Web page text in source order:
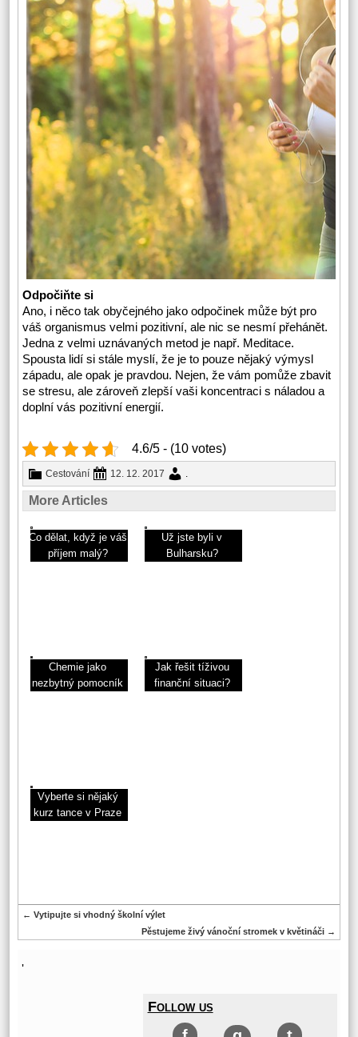
Odpočiňte si
Ano, i něco tak obyčejného jako odpočinek může být pro
váš organismus velmi pozitivní, ale nic se nesmí přehánět.
Jedna z velmi uznávaných metod je např. Meditace.
Spousta lidí si stále myslí, že je to pouze nějaký výmysl
západu, ale opak je pravdou. Nejen, že vám pomůže zbavit
se stresu, ale zároveň zlepší vaši koncentraci s náladou a
doplní vás pozitivní energií.
4.6/5 - (10 votes)
Cestování 12. 12. 2017 .
More Articles
Co dělat, když je váš
příjem malý?
Už jste byli v
Bulharsku?
Chemie jako
nezbytný pomocník
Jak řešit tíživou
finanční situaci?
Vyberte si nějaký
kurz tance v Praze
← Vytipujte si vhodný školní výlet
Pěstujeme živý vánoční stromek v květináči →
'
Follow us